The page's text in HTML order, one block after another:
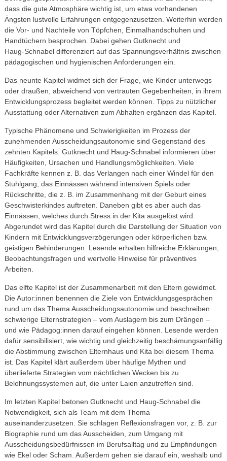
dass die gute Atmosphäre wichtig ist, um etwa vorhandenen
Ängsten lustvolle Erfahrungen entgegen­zusetzen. Weiterhin werden
die Vor- und Nachteile von Töpfchen, Einmalhandschuhen und
Handtüchern besprochen. Dabei gehen Gutknecht und
Haug‑Schnabel differenziert auf das Spannungs­verhältnis zwischen
pädagogischen und hygienischen Anforderungen ein.
Das neunte Kapitel widmet sich der Frage, wie Kinder unterwegs
oder draußen, abweichend von vertrauten Gegebenheiten, in ihrem
Entwicklungsprozess begleitet werden können. Tipps zu nützlicher
Ausstattung oder Alternativen zum Abhalten ergänzen das Kapitel.
Typische Phänomene und Schwierigkeiten im Prozess der
zunehmenden Ausscheidungs­autonomie sind Gegenstand des
zehnten Kapitels. Gutknecht und Haug-Schnabel informieren über
Häufigkeiten, Ursachen und Handlungsmöglichkeiten. Viele
Fachkräfte kennen z. B. das Verlangen nach einer Windel für den
Stuhlgang, das Einnässen während intensiven Spiels oder
Rückschritte, die z. B. im Zusammenhang mit der Geburt eines
Geschwisterkindes auftreten. Daneben gibt es aber auch das
Einnässen, welches durch Stress in der Kita ausgelöst wird.
Abgerundet wird das Kapitel durch die Darstellung der Situation von
Kindern mit Entwicklungs­verzögerungen oder körperlichen bzw.
geistigen Behinderungen. Lesende erhalten hilfreiche Erklärungen,
Beobachtungsfragen und wertvolle Hinweise für präventives
Arbeiten.
Das elfte Kapitel ist der Zusammenarbeit mit den Eltern gewidmet.
Die Autor:innen benennen die Ziele von Entwicklungsgesprächen
rund um das Thema Ausscheidungsautonomie und beschreiben
schwierige Elternstrategien – vom Auslagern bis zum Drängen –
und wie Pädagog:innen darauf eingehen können. Lesende werden
dafür sensibilisiert, wie wichtig und gleichzeitig beschämungsanfällig
die Abstimmung zwischen Elternhaus und Kita bei diesem Thema
ist. Das Kapitel klärt außerdem über häufige Mythen und
überlieferte Strategien vom nächtlichen Wecken bis zu
Belohnungssystemen auf, die unter Laien anzutreffen sind.
Im letzten Kapitel betonen Gutknecht und Haug‑Schnabel die
Notwendigkeit, sich als Team mit dem Thema
auseinanderzusetzen. Sie schlagen Reflexionsfragen vor, z. B. zur
Biographie rund um das Ausscheiden, zum Umgang mit
Ausscheidungsbedürfnissen im Berufsalltag und zu Empfindungen
wie Ekel oder Scham. Außerdem gehen sie darauf ein, weshalb und